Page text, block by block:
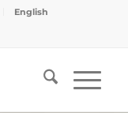
English